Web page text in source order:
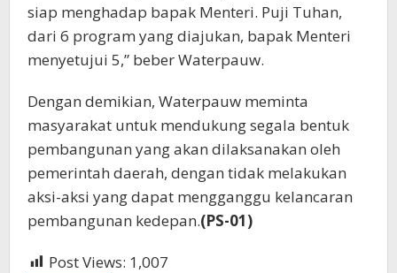
siap menghadap bapak Menteri. Puji Tuhan,
dari 6 program yang diajukan, bapak Menteri
menyetujui 5,” beber Waterpauw.
Dengan demikian, Waterpauw meminta
masyarakat untuk mendukung segala bentuk
pembangunan yang akan dilaksanakan oleh
pemerintah daerah, dengan tidak melakukan
aksi-aksi yang dapat mengganggu kelancaran
pembangunan kedepan.(PS-01)
Post Views: 1,007